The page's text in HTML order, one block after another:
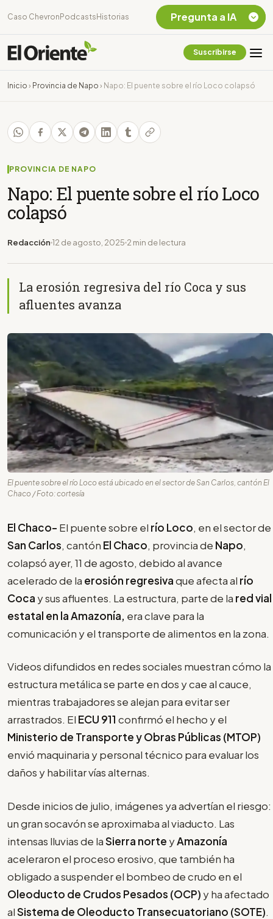
Caso Chevron Podcasts Historias
Suscribirse
Inicio › Provincia de Napo › Napo: El puente sobre el río Loco colapsó
PROVINCIA DE NAPO
Napo: El puente sobre el río Loco
colapsó
Redacción 12 de agosto, 2025 2 min de lectura
La erosión regresiva del río Coca y sus
afluentes avanza
El puente sobre el río Loco está ubicado en el sector de San Carlos, cantón El
Chaco / Foto: cortesía
El Chaco- El puente sobre el río Loco, en el sector de
San Carlos, cantón El Chaco, provincia de Napo,
colapsó ayer, 11 de agosto, debido al avance
acelerado de la erosión regresivaque afecta al río
Coca y sus afluentes. La estructura, parte de la red vial
estatal en la Amazonía, era clave para la
comunicación y el transporte de alimentos en la zona.
Videos difundidos en redes sociales muestran cómo la
estructura metálica se parte en dos y cae al cauce,
mientras trabajadores se alejan para evitar ser
arrastrados. El ECU 911 confirmó el hecho y el
Ministerio de Transporte y Obras Públicas (MTOP)
envió maquinaria y personal técnico para evaluar los
daños y habilitar vías alternas.
Desde inicios de julio, imágenes ya advertían el riesgo:
un gran socavón se aproximaba al viaducto. Las
intensas lluvias de laSierra norte yAmazonía
aceleraron el proceso erosivo, que también ha
obligado a suspender el bombeo de crudo en el
Oleoducto de Crudos Pesados (OCP) y ha afectado
alSistema de Oleoducto Transecuatoriano (SOTE).
Pregunta a IA
Chevron Ecuador